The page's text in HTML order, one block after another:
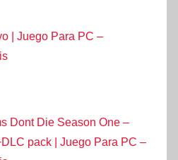
| Juego Para PC –
Dont Die Season One –
pack | Juego Para PC –